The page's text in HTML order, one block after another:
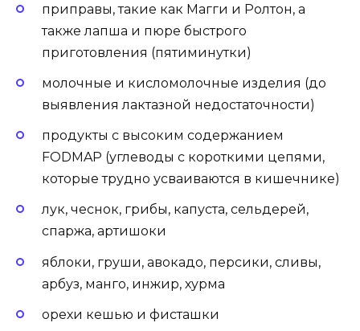
приправы, такие как Магги и Ролтон, а
также лапша и пюре быстрого
приготовления (пятиминутки)
молочные и кисломолочные изделия (до
выявления лактазной недостаточности)
продукты с высоким содержанием
FODMAP (углеводы с короткими цепями,
которые трудно усваиваются в кишечнике)
лук, чеснок, грибы, капуста, сельдерей,
спаржа, артишоки
яблоки, груши, авокадо, персики, сливы,
арбуз, манго, инжир, хурма
орехи кешью и фисташки